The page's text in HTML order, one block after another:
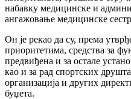
набавку медицинске и
ангажовање медицинске
Он је рекао да су, према
приоритетима, средства за
предвиђена и за остале
као и за рад спортских
организација и других
буџета.